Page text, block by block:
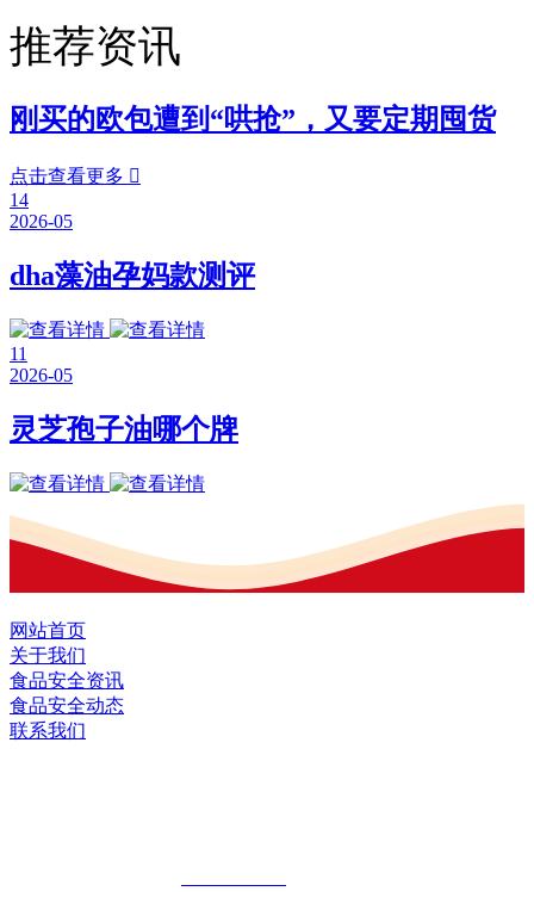
推荐资讯
刚买的欧包遭到“哄抢”，又要定期囤货
点击查看更多 
14
2026-05
dha藻油孕妈款测评
11
2026-05
灵芝孢子油哪个牌
网站首页
关于我们
食品安全资讯
食品安全动态
联系我们